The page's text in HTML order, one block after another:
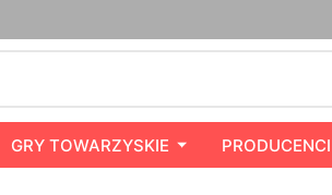
GRY TOWARZYSKIE PRODUCENCI